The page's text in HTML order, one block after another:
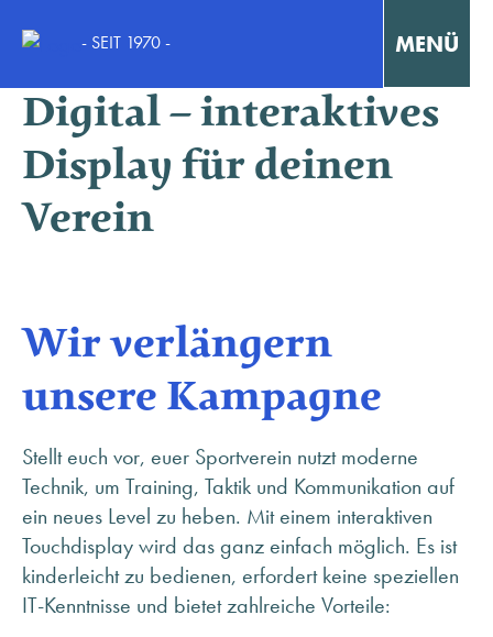
- SEIT 1970 - MENÜ
Interaktiv Lernen
Konzentriert Arbeiten
Fallstudien / Case-Studies
KONTAKT
ANFRAGE SENDEN
ÜBER MINHOFF
KARRIERE
BLOG
Nachspielzeit Fit &
Digital – interaktives
Display für deinen
Verein
Wir verlängern
unsere Kampagne
Stellt euch vor, euer Sportverein nutzt moderne
Technik, um Training, Taktik und Kommunikation auf
ein neues Level zu heben. Mit einem interaktiven
Touchdisplay wird das ganz einfach möglich. Es ist
kinderleicht zu bedienen, erfordert keine speziellen
IT-Kenntnisse und bietet zahlreiche Vorteile: